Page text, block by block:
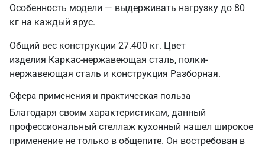
Особенность модели — выдерживать нагрузку до 80
кг на каждый ярус.
Общий вес конструкции 27.400 кг. Цвет
изделия Каркас-нержавеющая сталь, полки-
нержавеющая сталь и конструкция Разборная.
Сфера применения и практическая польза
Благодаря своим характеристикам, данный
профессиональный стеллаж кухонный нашел широкое
применение не только в общепите. Он востребован в